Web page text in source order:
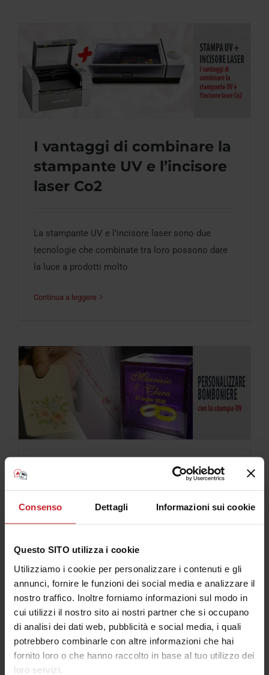
Consenso Dettagli Informazioni sui cookie
Questo SITO utilizza i cookie
Utilizziamo i cookie per personalizzare i contenuti e gli
annunci, fornire le funzioni dei social media e analizzare il
nostro traffico. Inoltre forniamo informazioni sul modo in
cui utilizzi il nostro sito ai nostri partner che si occupano
di analisi dei dati web, pubblicità e social media, i quali
potrebbero combinarle con altre informazioni che hai
fornito loro o che hanno raccolto in base al tuo utilizzo dei
loro servizi.
I vantaggi di combinare la stampante UV
e l’incisore laser Co2
I vantaggi di combinare la
stampante UV e l’incisore
laser Co2
La stampante UV e l’incisore laser sono due
tecnologie che combinate tra loro possono dare
la luce a prodotti molto
Continua a leggere
UV
stampa UV
In questo articolo mi occuperò di illustrarti la
personalizzazione degli articoli da bomboniera e
gadget per matrimonio tramite la stampa